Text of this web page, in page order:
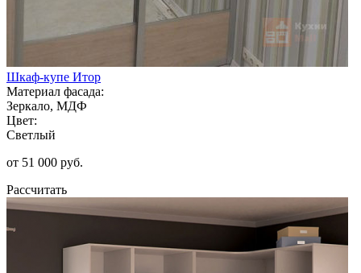
Шкаф-купе Итор
Материал фасада:
Зеркало, МДФ
Цвет:
Светлый
от 51 000 руб.
Рассчитать